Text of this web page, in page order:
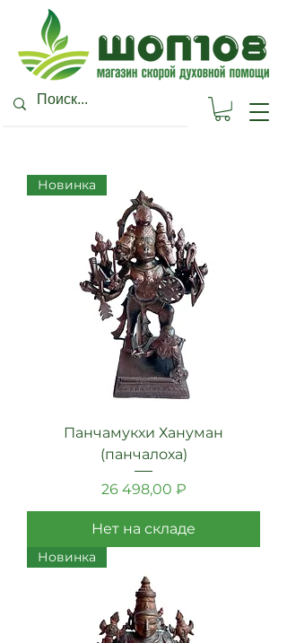
Новинка
Панчамукхи Хануман
(панчалоха)
Цена
26 498,00 ₽
Нет на складе
Новинка